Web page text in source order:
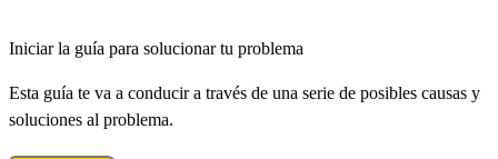
Iniciar la guía para solucionar tu problema
Esta guía te va a conducir a través de una serie de posibles causas y
soluciones al problema.